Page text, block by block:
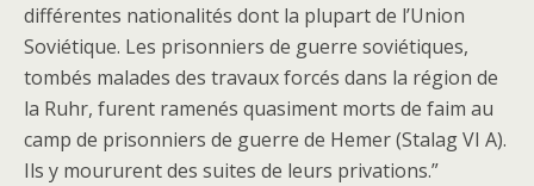
différentes nationalités dont la plupart de l’Union
Soviétique. Les prisonniers de guerre soviétiques,
tombés malades des travaux forcés dans la région de
la Ruhr, furent ramenés quasiment morts de faim au
camp de prisonniers de guerre de Hemer (Stalag VI A).
Ils y moururent des suites de leurs privations.”